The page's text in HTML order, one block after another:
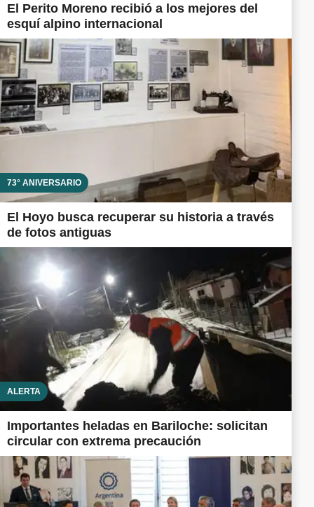
El Perito Moreno recibió a los mejores del
esquí alpino internacional
73° ANIVERSARIO
El Hoyo busca recuperar su historia a través
de fotos antiguas
ALERTA
Importantes heladas en Bariloche: solicitan
circular con extrema precaución